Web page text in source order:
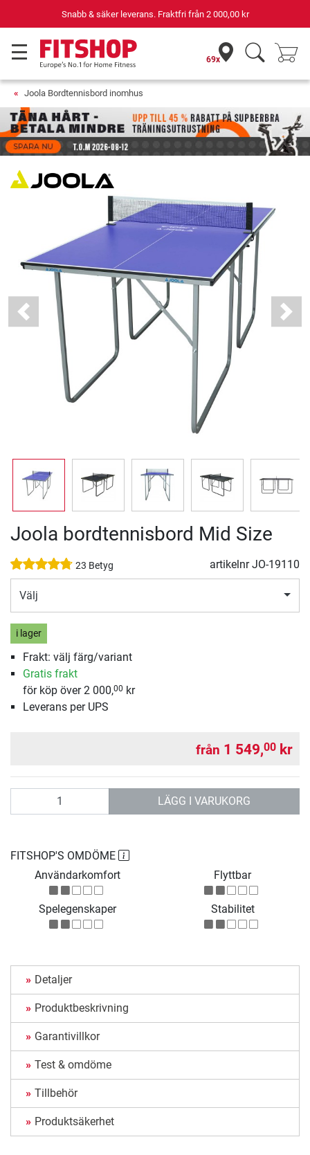
Snabb & säker leverans. Fraktfri från2 000,00 kr
69x
Joola Bordtennisbord inomhus
Previous Next
Joola bordtennisbord Mid Size
23 Betyg artikelnrJO-19110
Välj
i lager
Frakt: välj färg/variant
Gratis frakt
för köp över 2 000,00 kr
Leverans per UPS
från 1 549,00 kr
LÄGG I VARUKORG
FITSHOP'S OMDÖME
Användarkomfort
Flyttbar
Spelegenskaper Stabilitet
Detaljer
Produktbeskrivning
Garantivillkor
Test & omdöme
Tillbehör
Produktsäkerhet